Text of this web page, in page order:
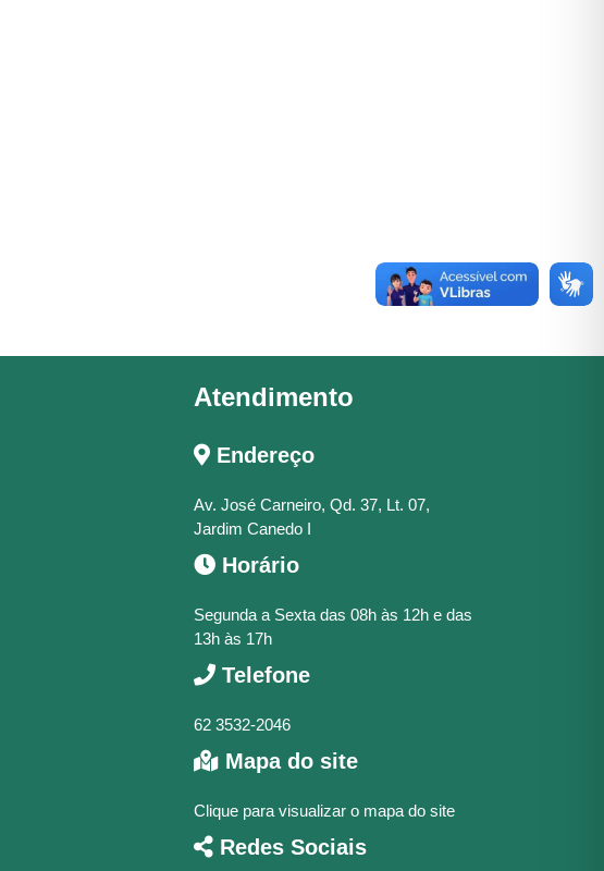
Atendimento
Endereço
Av. José Carneiro, Qd. 37, Lt. 07,
Jardim Canedo I
Horário
Segunda a Sexta das 08h às 12h e das
13h às 17h
Telefone
62 3532-2046
Mapa do site
Clique para visualizar o mapa do site
Redes Sociais